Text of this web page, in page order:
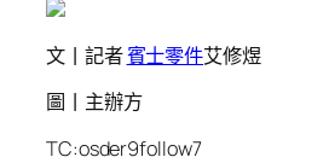
文丨記者賓士零件艾修煜
圖丨主辦方
TC:osder9follow7